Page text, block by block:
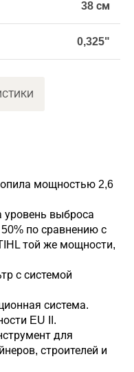
38 см
0,325"
мощностью 2,6
уровень выброса
по сравнению с
той же мощности,
с системой
система.
EU II.
для
строителей и